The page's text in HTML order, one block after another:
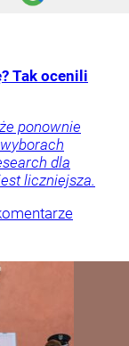
Tak ocenili
ponownie
dla
liczniejsza.